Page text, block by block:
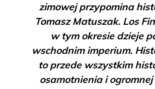
zimowej przypomina
Tomasz Matuszak. Los
w tym okresie dzieje
wschodnim imperium.
to przede wszystkim
osamotnienia i